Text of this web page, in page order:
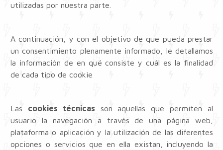
utilizadas por nuestra parte.
A continuación, y con el objetivo de que pueda prestar
un consentimiento plenamente informado, le detallamos
la información de en qué consiste y cuál es la finalidad
de cada tipo de cookie
Las cookies técnicas son aquellas que permiten al
usuario la navegación a través de una página web,
plataforma o aplicación y la utilización de las diferentes
opciones o servicios que en ella existan, incluyendo la